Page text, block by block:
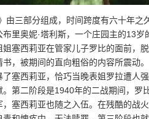
由三部分组成，时间跨度有六十年之
里奥妮·塔利斯，一个庄园主的13
塞西莉亚在管家儿子罗比的面前，
，被期间的直向粗俗的内容所震动
塞西莉亚，恰巧当晚表姐罗拉遭人
第二阶段是1940年的二战期间，罗
塞西莉亚也随之入伍。在残酷的战